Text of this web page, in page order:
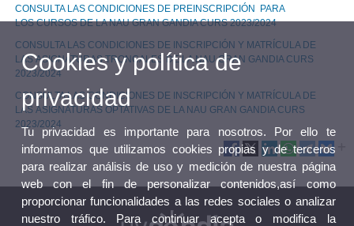
CONSULTA LAS CONDICIONES DE PREINSCRIPCIÓN PARA
LOS CURSOS DE LA NAU GRAN GANDIA CURS 2023/2024
CONSULTA LAS CONDICIONES DE INSCRIPCIÓN Y MATRÍCULA DE
LAS ASIGNATURAS TRONCALES DE LA NAU GRAN GANDIA CURS
2023/2024
CONSULTA LAS CONDICIONES DE INSCRIPCIÓN Y MATRÍCULA DE
LAS ASIGNATURAS OPTATIVAS DE LA NAU GRAN GANDIA CURS
2023/2024
Cookies y política de
privacidad
Tu privacidad es importante para nosotros. Por ello te
informamos que utilizamos cookies propias y de terceros
para realizar análisis de uso y medición de nuestra página
web con el fin de personalizar contenidos,así como
proporcionar funcionalidades a las redes sociales o analizar
nuestro tráfico. Para continuar acepta o modifica la